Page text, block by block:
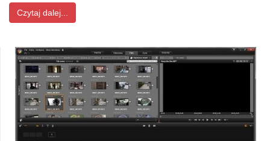
Czytaj dalej...